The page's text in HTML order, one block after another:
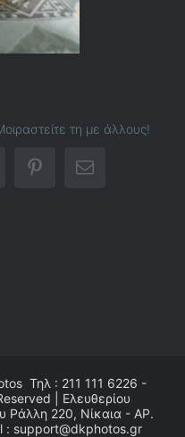
τη με άλλους!
PinterestEmail
Τηλ : 211 111 6226 -
| Ελευθερίου
Ράλλη 220, Νίκαια - ΑΡ.
: support@dkphotos.gr